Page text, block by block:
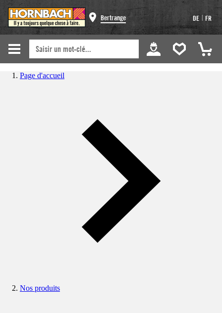
Bertrange DE | FR
Page d'accueil
Nos produits